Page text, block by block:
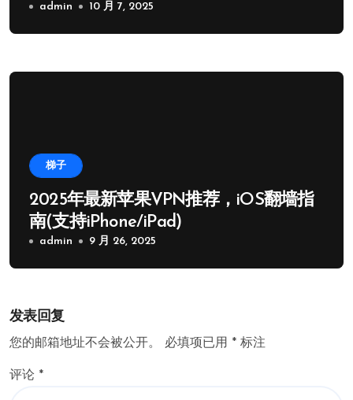
admin 10 月 7, 2025
梯子
2025年最新苹果VPN推荐，iOS翻墙指
南(支持iPhone/iPad)
admin 9 月 26, 2025
发表回复
您的邮箱地址不会被公开。 必填项已用 * 标注
评论 *